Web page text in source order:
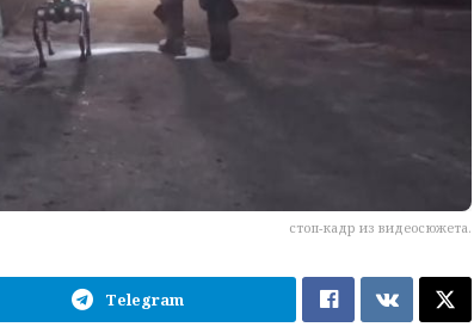
стоп-кадр из видеосюжета.
Telegram